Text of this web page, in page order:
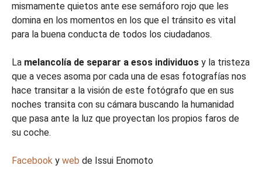
mismamente quietos ante ese semáforo rojo que les
domina en los momentos en los que el tránsito es vital
para la buena conducta de todos los ciudadanos.
La melancolía de separar a esos individuos y la tristeza
que a veces asoma por cada una de esas fotografías nos
hace transitar a la visión de este fotógrafo que en sus
noches transita con su cámara buscando la humanidad
que pasa ante la luz que proyectan los propios faros de
su coche.
Facebook y web de Issui Enomoto